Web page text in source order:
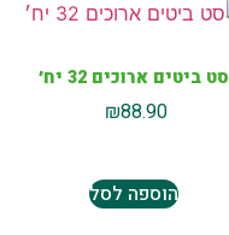
סט ביטים ארוכים 32 יח׳
₪88.90
הוספה לסל